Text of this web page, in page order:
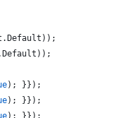
. Default ));
Default ));
); }});
); }});
); }});